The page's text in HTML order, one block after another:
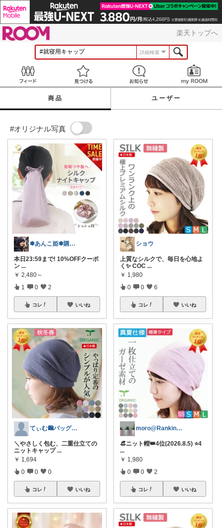
楽天トップへ
詳細検索
見つける お知らせ
商品 ユーザー
#オリジナル写真
✽あんこ姫✽購入ありがとうございます♪
本日23:59まで! 10%OFFクーポ
ン ...
￥ 2,480～
1 0 2
コレ いいね
てぃむ🛍バッグ雑貨まとめ
＼やさしく包む、二重仕立ての
ニットキャップ ...
￥ 1,694
0 0 0
コレ いいね
ショウ
上質なシルクで、毎日を心地よ
く✨ COC ...
￥ 1,980
0 0 6
コレ いいね
moro@Ranking ROOM
👒ニット帽👑4位(2026.8.5) ⭐4
...
￥ 1,980
0 0 2
コレ いいね